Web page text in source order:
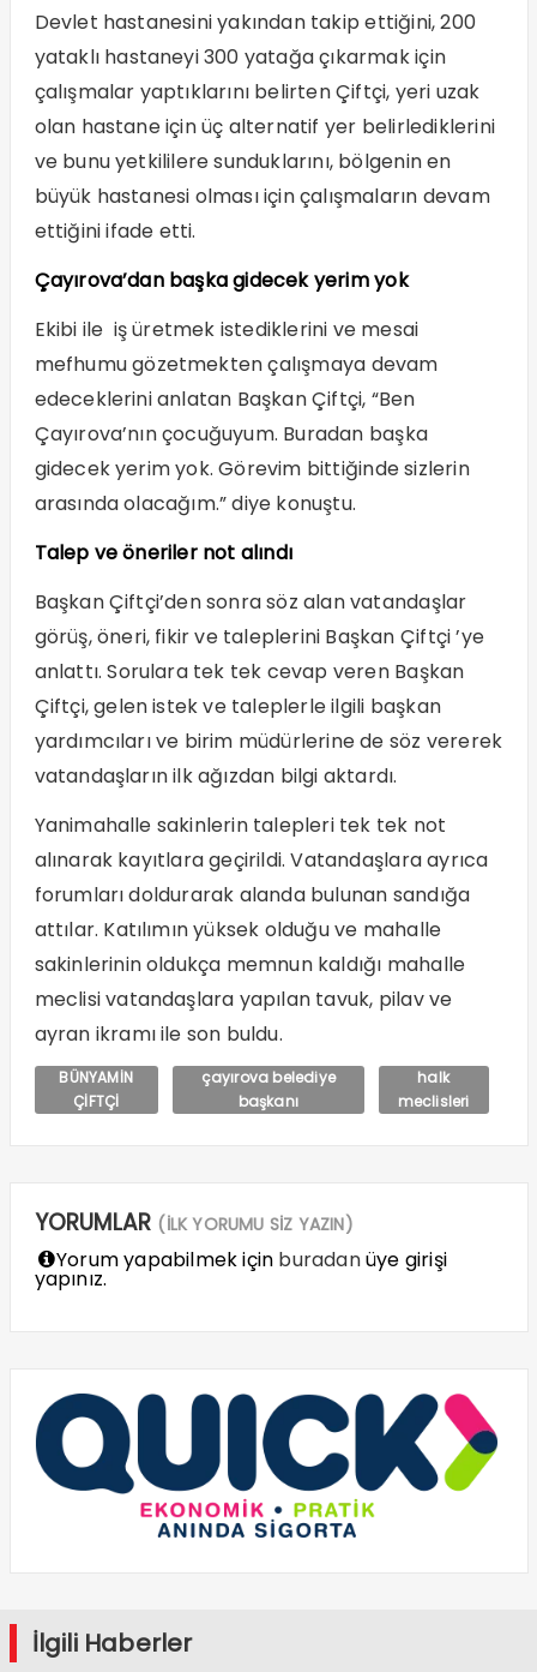
Devlet hastanesini yakından takip ettiğini, 200
yataklı hastaneyi 300 yatağa çıkarmak için
çalışmalar yaptıklarını belirten Çiftçi, yeri uzak
olan hastane için üç alternatif yer belirlediklerini
ve bunu yetkililere sunduklarını, bölgenin en
büyük hastanesi olması için çalışmaların devam
ettiğini ifade etti.
Çayırova’dan başka gidecek yerim yok
Ekibi ile iş üretmek istediklerini ve mesai
mefhumu gözetmekten çalışmaya devam
edeceklerini anlatan Başkan Çiftçi, “Ben
Çayırova’nın çocuğuyum. Buradan başka
gidecek yerim yok. Görevim bittiğinde sizlerin
arasında olacağım.” diye konuştu.
Talep ve öneriler not alındı
Başkan Çiftçi’den sonra söz alan vatandaşlar
görüş, öneri, fikir ve taleplerini Başkan Çiftçi ’ye
anlattı. Sorulara tek tek cevap veren Başkan
Çiftçi, gelen istek ve taleplerle ilgili başkan
yardımcıları ve birim müdürlerine de söz vererek
vatandaşların ilk ağızdan bilgi aktardı.
Yanimahalle sakinlerin talepleri tek tek not
alınarak kayıtlara geçirildi. Vatandaşlara ayrıca
forumları doldurarak alanda bulunan sandığa
attılar. Katılımın yüksek olduğu ve mahalle
sakinlerinin oldukça memnun kaldığı mahalle
meclisi vatandaşlara yapılan tavuk, pilav ve
ayran ikramı ile son buldu.
BÜNYAMİN
ÇİFTÇİ
çayırova belediye
başkanı
halk
meclisleri
YORUMLAR (İLK YORUMU SİZ YAZIN)
Yorum yapabilmek için buradanüye girişi
yapınız.
İlgili Haberler